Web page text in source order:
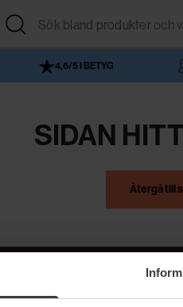
4,6/5 I BETYG
SIDAN
Återgå till
NordicFeel